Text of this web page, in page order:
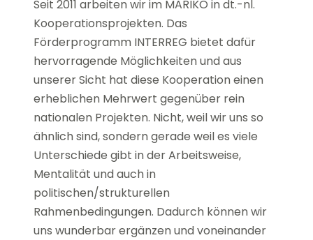
Seit 2011 arbeiten wir im MARIKO in dt.-nl.
Kooperationsprojekten. Das
Förderprogramm INTERREG bietet dafür
hervorragende Möglichkeiten und aus
unserer Sicht hat diese Kooperation einen
erheblichen Mehrwert gegenüber rein
nationalen Projekten. Nicht, weil wir uns so
ähnlich sind, sondern gerade weil es viele
Unterschiede gibt in der Arbeitsweise,
Mentalität und auch in
politischen/strukturellen
Rahmenbedingungen. Dadurch können wir
uns wunderbar ergänzen und voneinander